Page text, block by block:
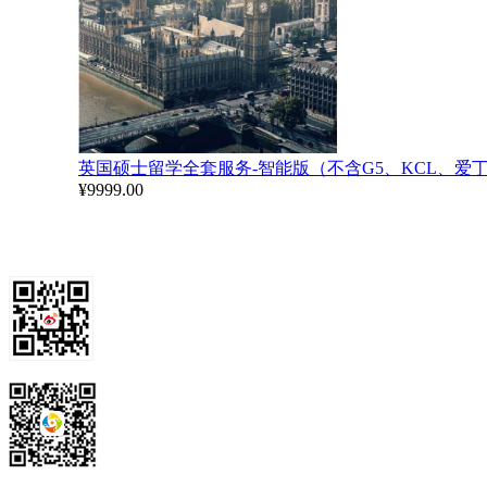
英国硕士留学全套服务-智能版（不含G5、KCL、爱
¥9999.00